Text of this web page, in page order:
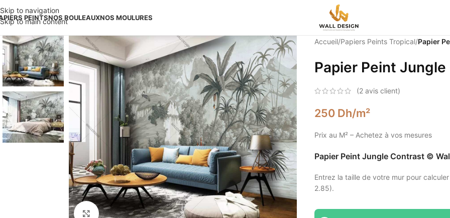
Skip to navigation
Skip to main content
PEINTSNOS ROULEAUXNOS MOULURES
Élargir
Accueil/Papiers Peints Tropical/Papier
Papier Peint
(2avis client)
250 Dh/m²
Prix au M² – Achetez à vos mesures
Papier Peint Jungle Contrast ©
Entrez la taille de votre mur pour
2.85).